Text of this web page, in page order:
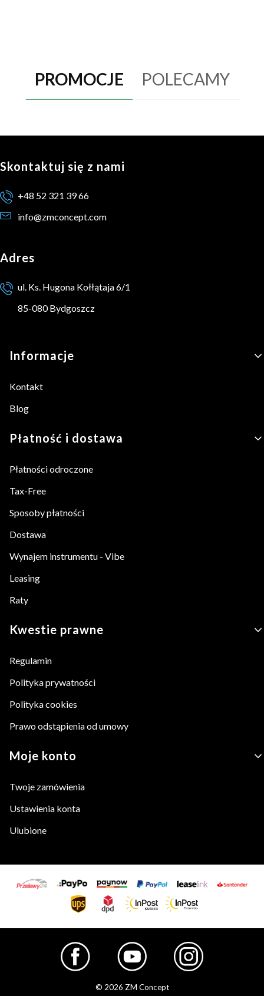
PROMOCJE POLECAMY
Skontaktuj się z nami
+48 52 321 39 66
info@zmconcept.com
Adres
ul. Ks. Hugona Kołłątaja 6/1
85-080 Bydgoszcz
Linki w stopce
Informacje
Kontakt
Blog
Płatność i dostawa
Płatności odroczone
Tax-Free
Sposoby płatności
Dostawa
Wynajem instrumentu - Vibe
Leasing
Raty
Kwestie prawne
Regulamin
Polityka prywatności
Polityka cookies
Prawo odstąpienia od umowy
Moje konto
Twoje zamówienia
Ustawienia konta
Ulubione
© 2026 ZM Concept